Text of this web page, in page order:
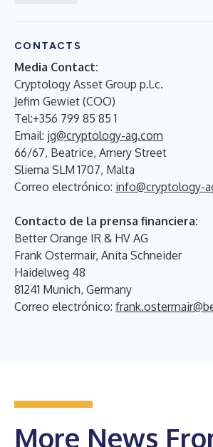
CONTACTS
Media Contact:
Cryptology Asset Group p.l.c.
Jefim Gewiet (COO)
Tel:+356 799 85 85 1
Email: jg@cryptology-ag.com
66/67, Beatrice, Amery Street
Sliema SLM 1707, Malta
Correo electrónico: info@cryptology-
Contacto de la prensa financiera:
Better Orange IR & HV AG
Frank Ostermair, Anita Schneider
Haidelweg 48
81241 Munich, Germany
Correo electrónico:
More News